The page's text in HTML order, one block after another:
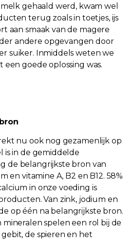
gehaald werd, kwam wel
terug zoals in toetjes, ijs
aan smaak van de magere
andere opgevangen door
suiker. Inmiddels weten we
goede oplossing was.
nu ook nog gezamenlijk op
is in de gemiddelde
de belangrijkste bron van
en vitamine A, B2 en B12. 58%
in onze voeding is
Van zink, jodium en
op één na belangrijkste bron.
mineralen spelen een rol bij de
de spieren en het